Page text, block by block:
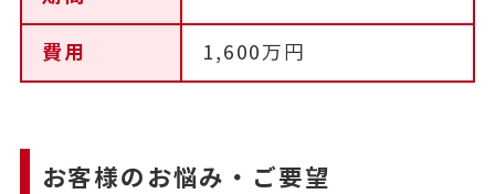
費用 1,600万円
お客様のお悩み・ご要望